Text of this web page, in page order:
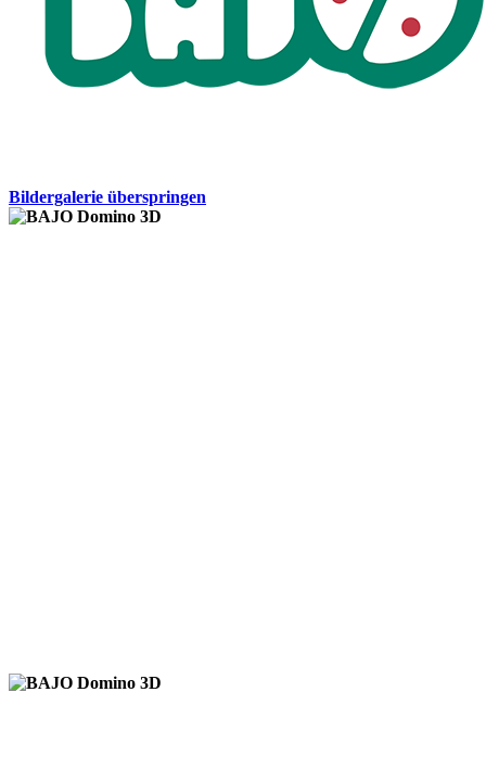
Bildergalerie überspringen